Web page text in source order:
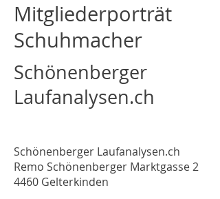
Mitgliederporträt
Schuhmacher
Schönenberger
Laufanalysen.ch
Schönenberger Laufanalysen.ch
Remo Schönenberger Marktgasse 2
4460 Gelterkinden